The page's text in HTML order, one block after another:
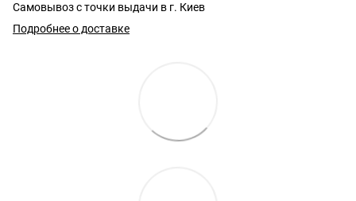
Самовывоз с точки выдачи в г. Киев
Подробнее о доставке